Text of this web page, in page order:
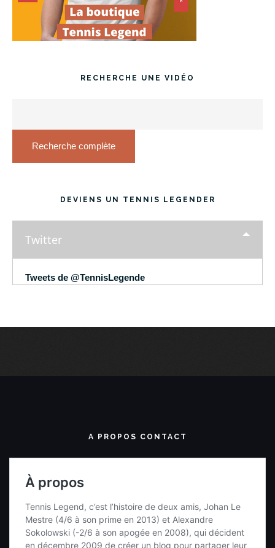
RECHERCHE UNE VIDÉO
Recherche complète
DEVIENS UN TENNIS LEGENDER
Twitter
Tweets de @TennisLegende
A PROPOS CONTACT